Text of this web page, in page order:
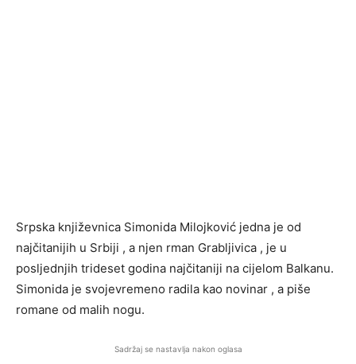
Srpska književnica Simonida Milojković jedna je od
najčitanijih u Srbiji , a njen rman Grabljivica , je u
posljednjih trideset godina najčitaniji na cijelom Balkanu.
Simonida je svojevremeno radila kao novinar , a piše
romane od malih nogu.
Sadržaj se nastavlja nakon oglasa